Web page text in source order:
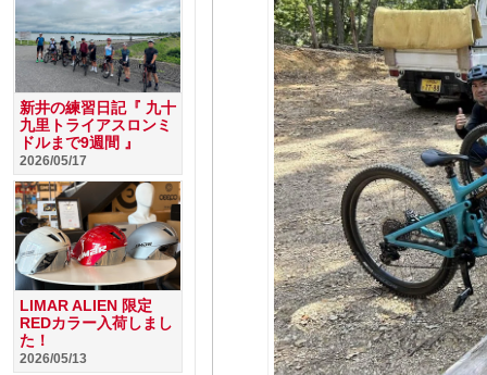
新井の練習日記『 九十
九里トライアスロンミ
ドルまで9週間 』
2026/05/17
LIMAR ALIEN 限定
REDカラー入荷しまし
た！
2026/05/13